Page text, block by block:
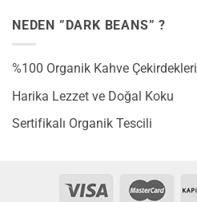
NEDEN ”DARK BEANS” ?
%100 Organik Kahve Çekirdekleri
Harika Lezzet ve Doğal Koku
Sertifikalı Organik Tescili